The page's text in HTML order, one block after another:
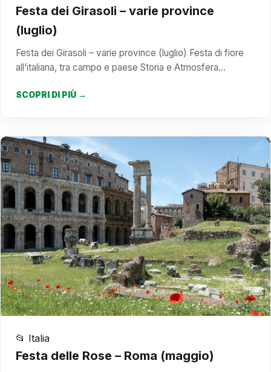
Festa dei Girasoli – varie province
(luglio)
Festa dei Girasoli – varie province (luglio) Festa di fiore
all’italiana, tra campo e paese Storia e Atmosfera…
SCOPRI DI PIÙ →
📂 Italia
Festa delle Rose – Roma (maggio)